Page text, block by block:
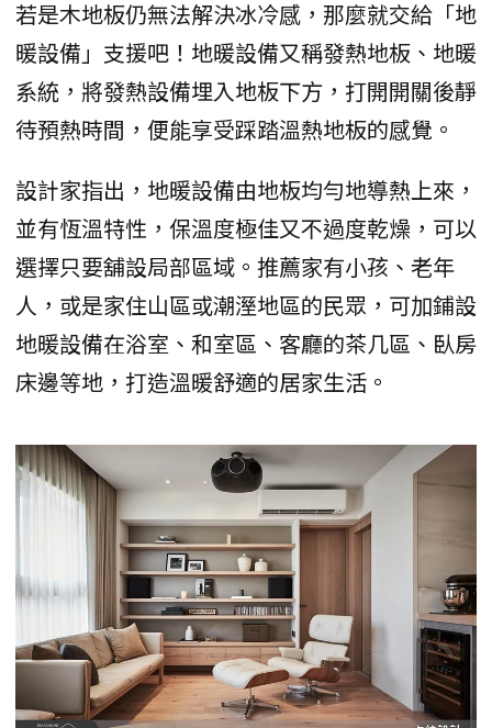
若是木地板仍無法解決冰冷感，那麼就交給「地
暖設備」支援吧！地暖設備又稱發熱地板、地暖
系統，將發熱設備埋入地板下方，打開開關後靜
待預熱時間，便能享受踩踏溫熱地板的感覺。
設計家指出，地暖設備由地板均勻地導熱上來，
並有恆溫特性，保溫度極佳又不過度乾燥，可以
選擇只要舖設局部區域。推薦家有小孩、老年
人，或是家住山區或潮溼地區的民眾，可加鋪設
地暖設備在浴室、和室區、客廳的茶几區、臥房
床邊等地，打造溫暖舒適的居家生活。